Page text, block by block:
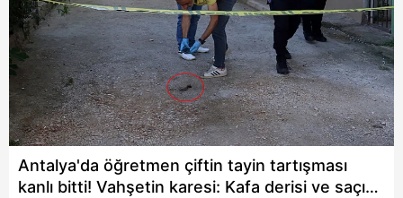
Antalya'da öğretmen çiftin tayin tartışması
kanlı bitti! Vahşetin karesi: Kafa derisi ve saçı